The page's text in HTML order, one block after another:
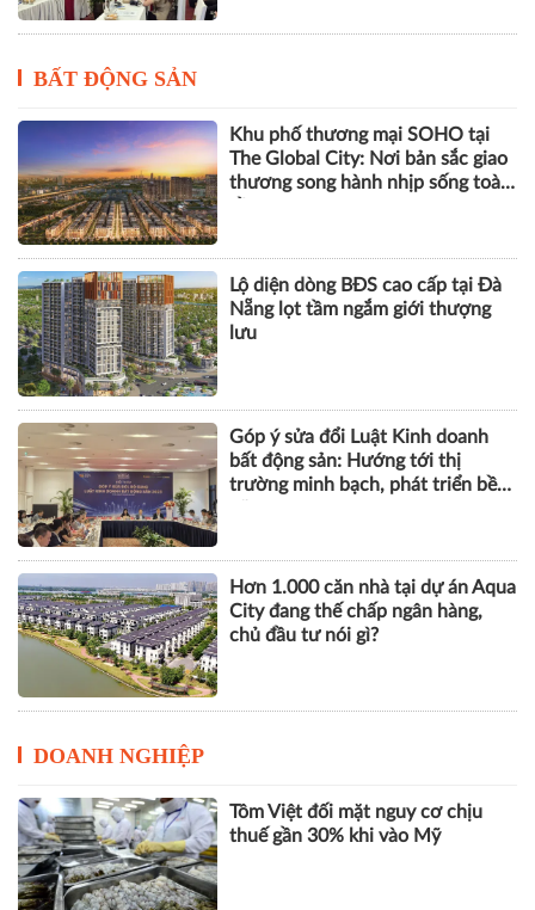
BẤT ĐỘNG SẢN
Khu phố thương mại SOHO tại
The Global City: Nơi bản sắc giao
thương song hành nhịp sống toàn
Lộ diện dòng BĐS cao cấp tại Đà
Nẵng lọt tầm ngắm giới thượng
lưu
Góp ý sửa đổi Luật Kinh doanh
bất động sản: Hướng tới thị
trường minh bạch, phát triển bền
Hơn 1.000 căn nhà tại dự án Aqua
City đang thế chấp ngân hàng,
chủ đầu tư nói gì?
DOANH NGHIỆP
Tôm Việt đối mặt nguy cơ chịu
thuế gần 30% khi vào Mỹ